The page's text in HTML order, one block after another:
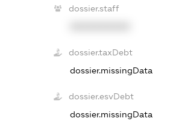
dossier.staff
dossier.taxDebt
dossier.missingData
dossier.esvDebt
dossier.missingData